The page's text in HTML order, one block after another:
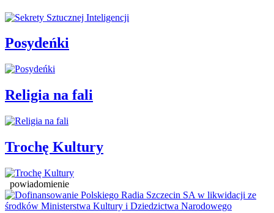
Posydeńki
Religia na fali
Trochę Kultury
powiadomienie